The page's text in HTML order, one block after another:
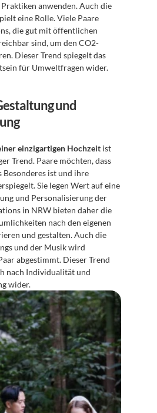
anwenden. Auch die
eine Rolle. Viele Paare
die gut mit öffentlichen
sind, um den CO2-
Dieser Trend spiegelt das
für Umweltfragen wider.
und
einzigartigen Hochzeit ist
Trend. Paare möchten, dass
Besonderes ist und ihre
Sie legen Wert auf eine
und Personalisierung der
in NRW bieten daher die
nach den eigenen
und gestalten. Auch die
und der Musik wird
abgestimmt. Dieser Trend
nach Individualität und
wider.